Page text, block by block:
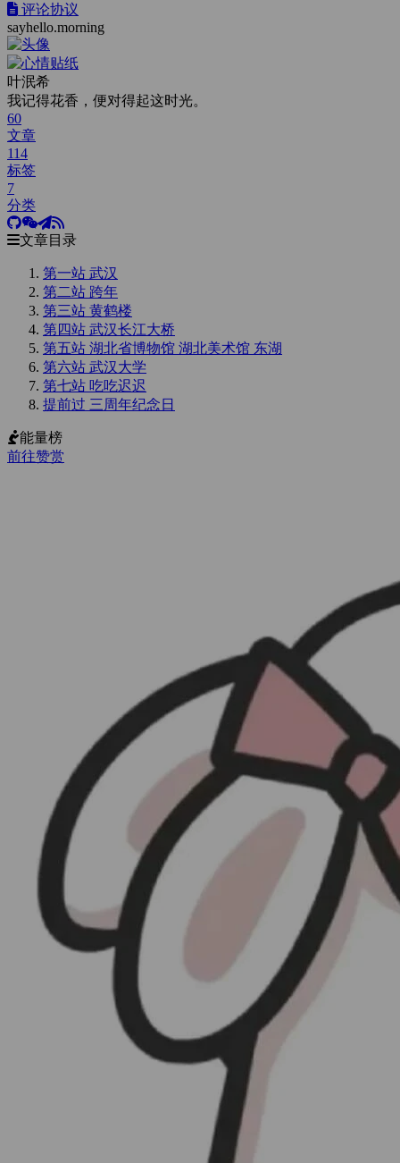
评论协议
sayhello.morning
叶泯希
我记得花香，便对得起这时光。
60
文章
114
标签
7
分类
文章目录
第一站 武汉
第二站 跨年
第三站 黄鹤楼
第四站 武汉长江大桥
第五站 湖北省博物馆 湖北美术馆 东湖
第六站 武汉大学
第七站 吃吃迟迟
提前过 三周年纪念日
能量榜
前往赞赏